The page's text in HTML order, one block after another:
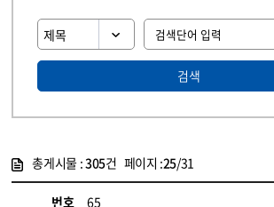
검색
총게시물 :305건 페이지 :25/31
번호
65